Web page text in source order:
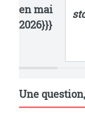
en mai
2026}}}
Une